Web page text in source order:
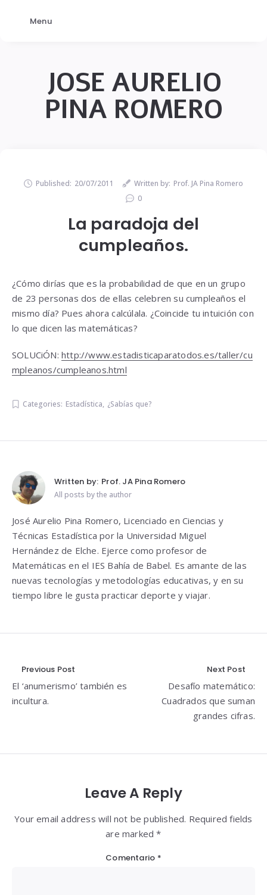
JOSE AURELIO
PINA ROMERO
Published: 20/07/2011 Written by: Prof. JA Pina Romero
0
La paradoja del
cumpleaños.
¿Cómo dirías que es la probabilidad de que en un grupo
de 23 personas dos de ellas celebren su cumpleaños el
mismo día? Pues ahora calcúlala. ¿Coincide tu intuición con
lo que dicen las matemáticas?
SOLUCiÓN: http://www.estadisticaparatodos.es/taller/cu
mpleanos/cumpleanos.html
Categories: Estadística, ¿Sabías que?
Written by: Prof. JA Pina Romero
All posts by the author
José Aurelio Pina Romero, Licenciado en Ciencias y
Técnicas Estadística por la Universidad Miguel
Hernández de Elche. Ejerce como profesor de
Matemáticas en el IES Bahía de Babel. Es amante de las
nuevas tecnologías y metodologías educativas, y en su
tiempo libre le gusta practicar deporte y viajar.
Navegación
de
Previous Post
El ‘anumerismo’ también es
incultura.
Next Post
Desafío matemático:
Cuadrados que suman
grandes cifras.
Leave A Reply
Your email address will not be published. Required fields
are marked *
Comentario *
Menu